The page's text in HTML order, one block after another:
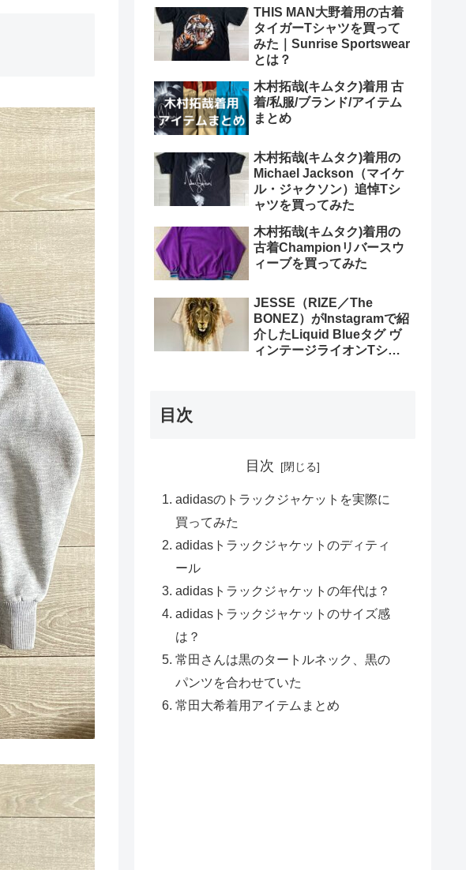
THIS MAN大野着用の古着
タイガーTシャツを買って
みた｜Sunrise Sportswear
とは？
木村拓哉(キムタク)着用 古
着/私服/ブランド/アイテム
まとめ
木村拓哉(キムタク)着用の
Michael Jackson（マイケ
ル・ジャクソン）追悼Tシ
ャツを買ってみた
木村拓哉(キムタク)着用の
古着Championリバースウ
ィーブを買ってみた
JESSE（RIZE／The
BONEZ）がInstagramで紹
介したLiquid Blueタグ ヴ
ィンテージライオンTシャ
目次
目次
adidasのトラックジャケットを実際に
買ってみた
adidasトラックジャケットのディティ
ール
adidasトラックジャケットの年代は？
adidasトラックジャケットのサイズ感
は？
常田さんは黒のタートルネック、黒の
パンツを合わせていた
常田大希着用アイテムまとめ